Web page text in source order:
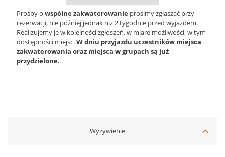
Prośby o wspólne zakwaterowanie prosimy zgłaszać przy
rezerwacji, nie później jednak niż 2 tygodnie przed wyjazdem.
Realizujemy je w kolejności zgłoszeń, w miarę możliwości, w tym
dostępności miejsc.W dniu przyjazdu uczestników miejsca
zakwaterowania oraz miejsca w grupach są już
przydzielone.
Wyżywienie